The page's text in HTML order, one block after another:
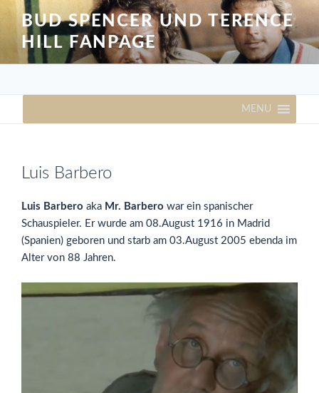
Inhalt
springen
BUD SPENCER UND TERENCE
HILL FANPAGE
MENU
Luis Barbero
Luis Barbero aka Mr. Barbero war ein spanischer
Schauspieler. Er wurde am 08.August 1916 in Madrid
(Spanien) geboren und starb am 03.August 2005 ebenda im
Alter von 88 Jahren.